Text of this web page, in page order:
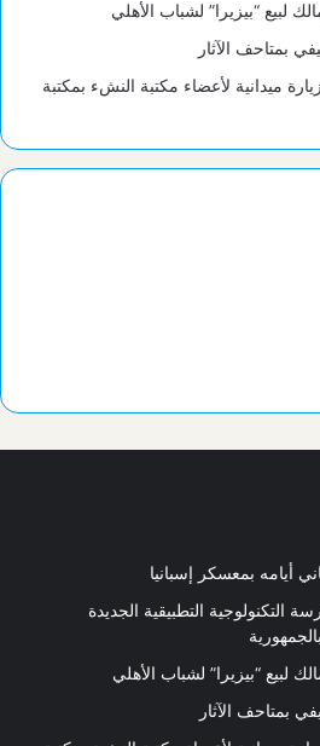
“بيزيرا” لشباب الأهلي
بمتاحف الآثار
ميدانية لأعضاء مكتبة النشء بمكتبة
أيامه بمعسكر إسبانيا
التكنولوجية التطبيقية الجديدة
“بيزيرا” لشباب الأهلي
بمتاحف الآثار